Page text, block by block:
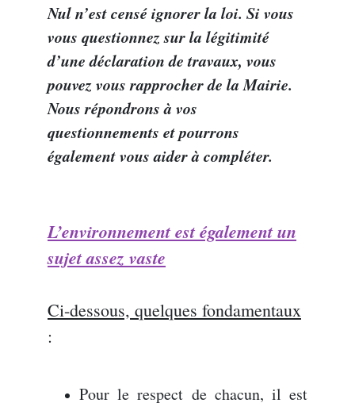
Nul n’est censé ignorer la loi. Si vous
vous questionnez sur la légitimité
d’une déclaration de travaux, vous
pouvez vous rapprocher de la Mairie.
Nous répondrons à vos
questionnements et pourrons
également vous aider à compléter.
L’environnement est également un
sujet assez vaste
Ci-dessous, quelques fondamentaux
:
Pour le respect de chacun, il est